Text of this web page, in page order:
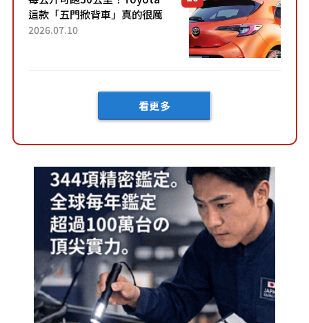
這款「五門掀背車」真的很厲
害！ 擁有全長4.3公尺的「剛剛
2026.07.10
看更多